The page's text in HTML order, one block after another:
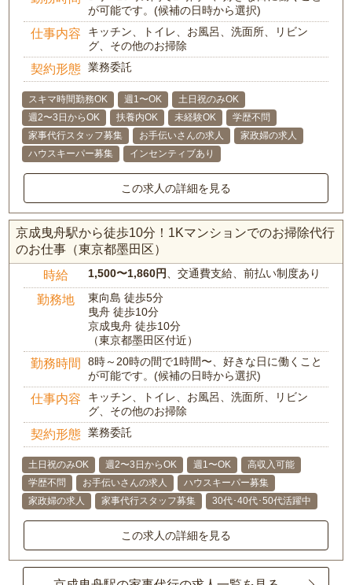
が可能です。(候補の日時から選択)
仕事内容
キッチン、トイレ、お風呂、洗面所、リビン
グ、その他のお掃除
契約形態 業務委託
スキマ時間勤務OK 週1〜OK
土日祝のみOK
週2〜3日からOK
扶養内OK 未経験OK
学歴不問
家事代行スタッフ募集
お手伝いさんの求人
家政婦の求人
ハウスキーパー募集
インセンティブあり
この求人の詳細を見る
京成曳舟駅から徒歩10分！1Kマンションでのお掃除代行
のお仕事（東京都墨田区）
時給 1,500〜1,860円、交通費支給、前払い制度あり
勤務地
東向島 徒歩5分
曳舟 徒歩10分
京成曳舟 徒歩10分
（東京都墨田区付近）
勤務時間
8時～20時の間で1時間〜、好きな日に働くこと
が可能です。(候補の日時から選択)
仕事内容
キッチン、トイレ、お風呂、洗面所、リビン
グ、その他のお掃除
契約形態 業務委託
土日祝のみOK 週2〜3日からOK 週1〜OK
高収入可能
学歴不問
お手伝いさんの求人
ハウスキーパー募集
家政婦の求人
家事代行スタッフ募集 30代･40代･50代活躍中
この求人の詳細を見る